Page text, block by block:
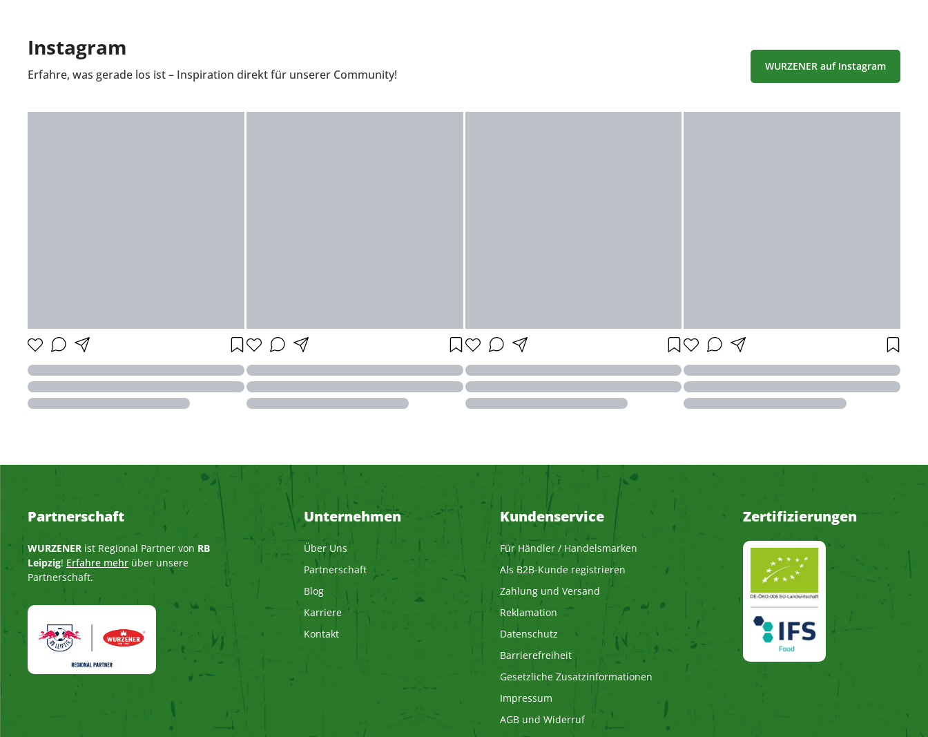
Instagram
Erfahre, was gerade los ist – Inspiration direkt für unserer Community!
WURZENER auf Instagram
Partnerschaft
WURZENER ist Regional Partner von RB
Leipzig! Erfahre mehr über unsere
Partnerschaft.
Unternehmen
Über Uns
Partnerschaft
Blog
Karriere
Kontakt
Kundenservice
Für Händler / Handelsmarken
Als B2B-Kunde registrieren
Zahlung und Versand
Reklamation
Datenschutz
Barrierefreiheit
Gesetzliche Zusatzinformationen
Impressum
AGB und Widerruf
Zertifizierungen